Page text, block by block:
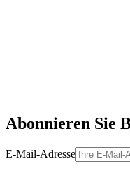
Abonnieren Sie
E-Mail-Adresse